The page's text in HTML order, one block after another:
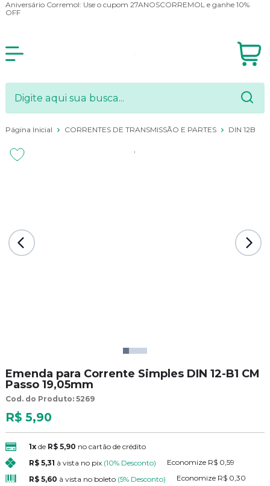
Aniversário Corremol: Use o cupom 27ANOSCORREMOL e ganhe 10%
OFF
Página Inicial CORRENTES DE TRANSMISSÃO E PARTES DIN 12B
Emenda para Corrente Simples DIN 12-B1 CM
Passo 19,05mm
Cod. do Produto: 5269
R$ 5,90
1xde R$ 5,90 no cartão de crédito
R$ 5,31 à vista no pix (10% Desconto) Economize R$ 0,59
R$ 5,60 à vista no boleto (5% Desconto) Economize R$ 0,30